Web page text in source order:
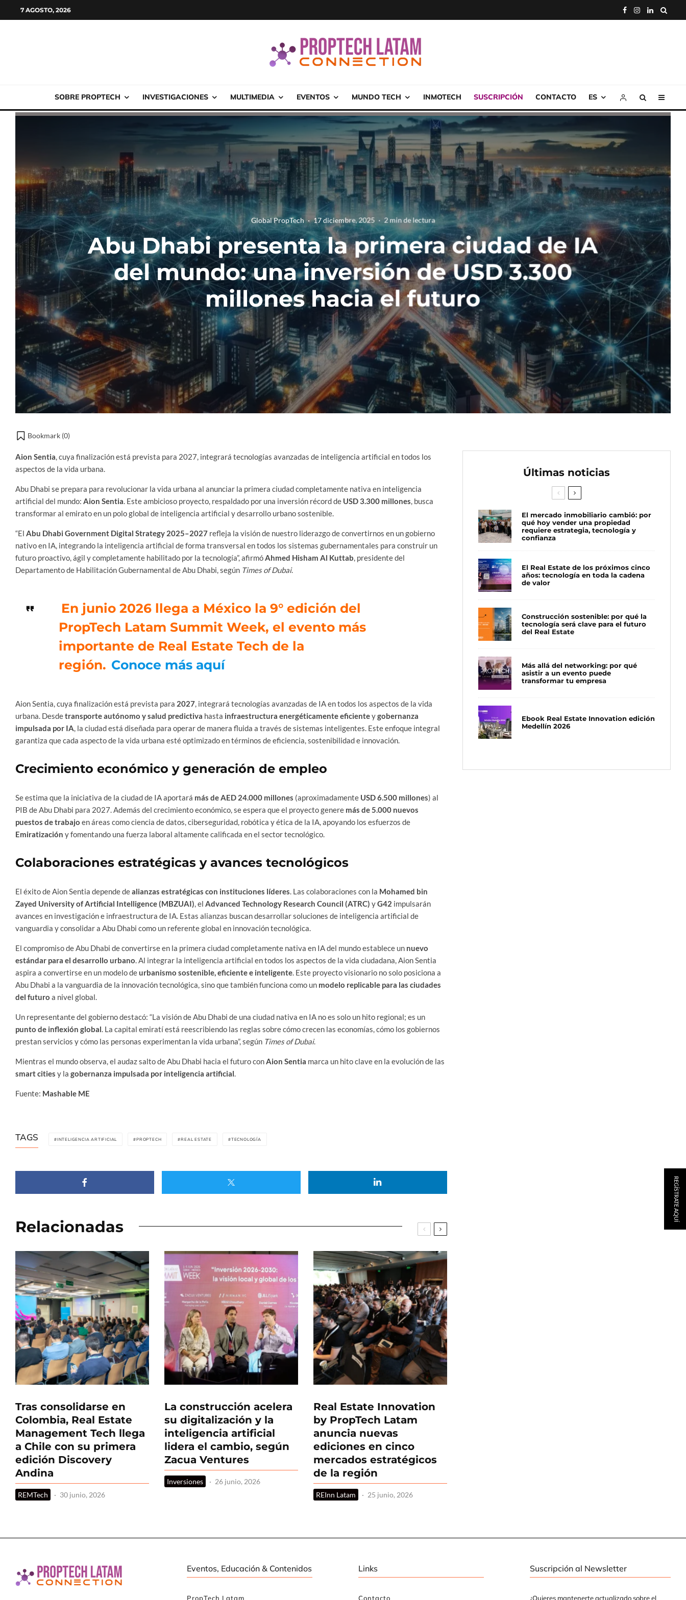
7 AGOSTO, 2026
SOBRE PROPTECH INVESTIGACIONES MULTIMEDIA EVENTOS MUNDO TECH INMOTECH SUSCRIPCIÓN CONTACTO ES
Global PropTech · 17 diciembre, 2025 · 2 min de lectura
Abu Dhabi presenta la primera ciudad de IA
del mundo: una inversión de USD 3.300
millones hacia el futuro
Bookmark (0)
Aion Sentia, cuya finalización está prevista para 2027, integrará tecnologías avanzadas de inteligencia artificial en todos los
aspectos de la vida urbana.
Abu Dhabi se prepara para revolucionar la vida urbana al anunciar la primera ciudad completamente nativa en inteligencia
artificial del mundo: Aion Sentia. Este ambicioso proyecto, respaldado por una inversión récord de USD 3.300 millones, busca
transformar al emirato en un polo global de inteligencia artificial y desarrollo urbano sostenible.
“El Abu Dhabi Government Digital Strategy 2025–2027 refleja la visión de nuestro liderazgo de convertirnos en un gobierno
nativo en IA, integrando la inteligencia artificial de forma transversal en todos los sistemas gubernamentales para construir un
futuro proactivo, ágil y completamente habilitado por la tecnología”, afirmóAhmed Hisham Al Kuttab, presidente del
Departamento de Habilitación Gubernamental de Abu Dhabi, según Times of Dubai.
En junio 2026 llega a México la 9° edición del
PropTech Latam Summit Week, el evento más
importante de Real Estate Tech de la
región. Conoce más aquí
Aion Sentia, cuya finalización está prevista para 2027, integrará tecnologías avanzadas de IA en todos los aspectos de la vida
urbana. Desdetransporte autónomo y salud predictiva hasta infraestructura energéticamente eficienteygobernanza
impulsada por IA, la ciudad está diseñada para operar de manera fluida a través de sistemas inteligentes. Este enfoque integral
garantiza que cada aspecto de la vida urbana esté optimizado en términos de eficiencia, sostenibilidad e innovación.
Crecimiento económico y generación de empleo
Se estima que la iniciativa de la ciudad de IA aportará más de AED 24.000 millones (aproximadamente USD 6.500 millones) al
PIB de Abu Dhabi para 2027. Además del crecimiento económico, se espera que el proyecto genere más de 5.000 nuevos
puestos de trabajo en áreas como ciencia de datos, ciberseguridad, robótica y ética de la IA, apoyando los esfuerzos de
Emiratización y fomentando una fuerza laboral altamente calificada en el sector tecnológico.
Colaboraciones estratégicas y avances tecnológicos
El éxito de Aion Sentia depende dealianzas estratégicas con instituciones líderes. Las colaboraciones con la Mohamed bin
Zayed University of Artificial Intelligence (MBZUAI), el Advanced Technology Research Council (ATRC) yG42 impulsarán
avances en investigación e infraestructura de IA. Estas alianzas buscan desarrollar soluciones de inteligencia artificial de
vanguardia y consolidar a Abu Dhabi como un referente global en innovación tecnológica.
El compromiso de Abu Dhabi de convertirse en la primera ciudad completamente nativa en IA del mundo establece un nuevo
estándar para el desarrollo urbano. Al integrar la inteligencia artificial en todos los aspectos de la vida ciudadana, Aion Sentia
aspira a convertirse en un modelo deurbanismo sostenible, eficiente e inteligente. Este proyecto visionario no solo posiciona a
Abu Dhabi a la vanguardia de la innovación tecnológica, sino que también funciona como un modelo replicable para las ciudades
del futuro a nivel global.
Un representante del gobierno destacó: “La visión de Abu Dhabi de una ciudad nativa en IA no es solo un hito regional; es un
punto de inflexión global. La capital emiratí está reescribiendo las reglas sobre cómo crecen las economías, cómo los gobiernos
prestan servicios y cómo las personas experimentan la vida urbana”, según Times of Dubai.
Mientras el mundo observa, el audaz salto de Abu Dhabi hacia el futuro conAion Sentia marca un hito clave en la evolución de las
smart cities y la gobernanza impulsada por inteligencia artificial.
Fuente: Mashable ME
TAGS INTELIGENCIA ARTIFICIAL PROPTECH REAL ESTATE TECNOLOGÍA
Relacionadas
Tras consolidarse en
Colombia, Real Estate
Management Tech llega
a Chile con su primera
edición Discovery
Andina
REMTech · 30 junio, 2026
La construcción acelera
su digitalización y la
inteligencia artificial
lidera el cambio, según
Zacua Ventures
Inversiones · 26 junio, 2026
Real Estate Innovation
by PropTech Latam
anuncia nuevas
ediciones en cinco
mercados estratégicos
de la región
REInn Latam · 25 junio, 2026
Últimas noticias
El mercado inmobiliario cambió: por
qué hoy vender una propiedad
requiere estrategia, tecnología y
confianza
El Real Estate de los próximos cinco
años: tecnología en toda la cadena
de valor
Construcción sostenible: por qué la
tecnología será clave para el futuro
del Real Estate
Más allá del networking: por qué
asistir a un evento puede
transformar tu empresa
Ebook Real Estate Innovation edición
Medellín 2026
Eventos, Educación & Contenidos
PropTech Latam
Links
Contacto
Suscripción al Newsletter
¿Quieres mantenerte actualizado sobre el
REGÍSTRATE AQUÍ